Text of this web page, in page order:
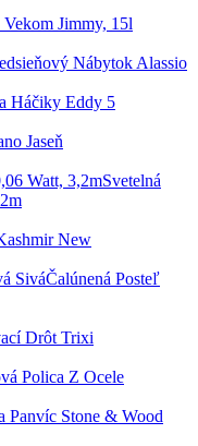
Jimmy, 15l
Nábytok Alassio
Háčiky Eddy 5
Jaseň
Svetelná
New
Čalúnená Posteľ
Drôt Trixi
Polica Z Ocele
Panvíc Stone & Wood